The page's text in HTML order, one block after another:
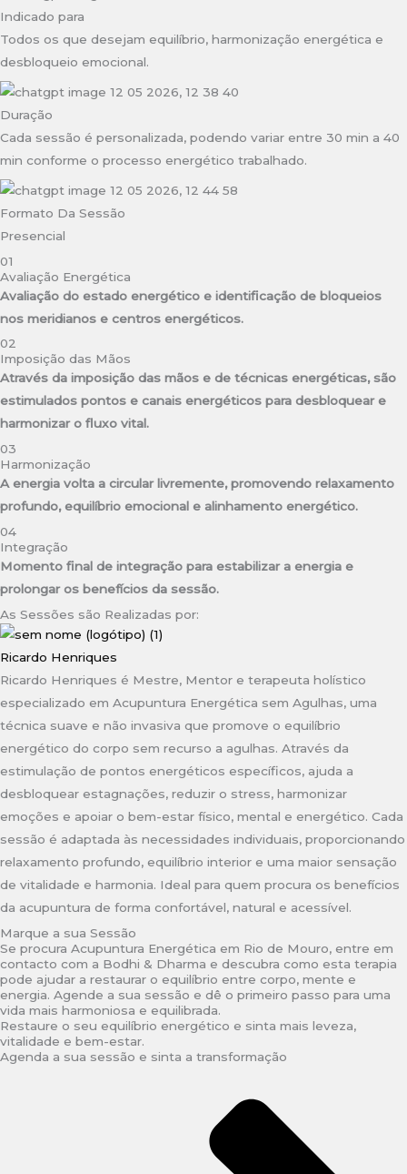
Indicado para
Todos os que desejam equilíbrio, harmonização energética e
desbloqueio emocional.
Duração
Cada sessão é personalizada, podendo variar entre 30 min a 40
min conforme o processo energético trabalhado.
Formato Da Sessão
Presencial
01
Avaliação Energética
Avaliação do estado energético e identificação de bloqueios
nos meridianos e centros energéticos.
02
Imposição das Mãos
Através da imposição das mãos e de técnicas energéticas, são
estimulados pontos e canais energéticos para desbloquear e
harmonizar o fluxo vital.
03
Harmonização
A energia volta a circular livremente, promovendo relaxamento
profundo, equilíbrio emocional e alinhamento energético.
04
Integração
Momento final de integração para estabilizar a energia e
prolongar os benefícios da sessão.
As Sessões são Realizadas por:
Ricardo Henriques
Ricardo Henriques é Mestre, Mentor e terapeuta holístico
especializado em Acupuntura Energética sem Agulhas, uma
técnica suave e não invasiva que promove o equilíbrio
energético do corpo sem recurso a agulhas. Através da
estimulação de pontos energéticos específicos, ajuda a
desbloquear estagnações, reduzir o stress, harmonizar
emoções e apoiar o bem-estar físico, mental e energético. Cada
sessão é adaptada às necessidades individuais, proporcionando
relaxamento profundo, equilíbrio interior e uma maior sensação
de vitalidade e harmonia. Ideal para quem procura os benefícios
da acupuntura de forma confortável, natural e acessível.
Marque a sua Sessão
Se procura Acupuntura Energética em Rio de Mouro, entre em
contacto com a Bodhi & Dharma e descubra como esta terapia
pode ajudar a restaurar o equilíbrio entre corpo, mente e
energia. Agende a sua sessão e dê o primeiro passo para uma
vida mais harmoniosa e equilibrada.
Restaure o seu equilíbrio energético e sinta mais leveza,
vitalidade e bem-estar.
Agenda a sua sessão e sinta a transformação